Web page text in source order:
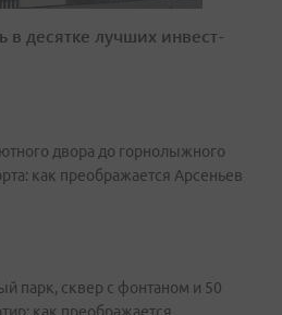
десятке лучших инвест-
двора до горнолыжного
как преображается Арсеньев
парк, сквер с фонтаном и 50